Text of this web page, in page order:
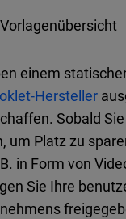
Vorlagenübersicht
einem
Hersteller
Sobald
um Platz zu
in Form von
Sie Ihre